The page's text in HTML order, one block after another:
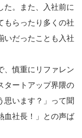
た。また、入社前に
もらったり多くの社
いだったことも入社
、慎重にリファレン
タートアップ界隈の
思います？」って聞
血社長！」との声ば